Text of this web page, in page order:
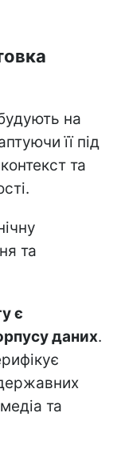
на
її під
та
та
є
даних.
та